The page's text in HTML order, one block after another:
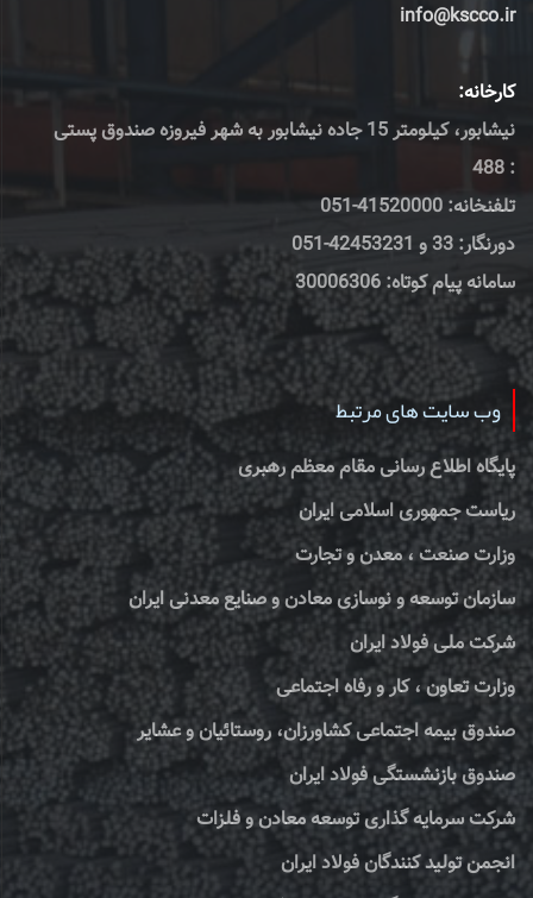
info@kscco.ir
کارخانه:
نیشابور، کیلومتر 15 جاده نیشابور به شهر فیروزه صندوق پستی
: 488
تلفنخانه: 41520000-051
دورنگار: 33 و 42453231-051
سامانه پیام کوتاه: 30006306
وب سایت های مرتبط
پایگاه اطلاع رسانی مقام معظم رهبری
ریاست جمهوری اسلامی ایران
وزارت صنعت ، معدن و تجارت
سازمان توسعه و نوسازی معادن و صنایع معدنی ایران
شرکت ملی فولاد ایران
وزارت تعاون ، کار و رفاه اجتماعی
صندوق بیمه اجتماعی کشاورزان، روستائیان و عشایر
صندوق بازنشستگی فولاد ایران
شرکت سرمایه گذاری توسعه معادن و فلزات
انجمن تولید کنندگان فولاد ایران